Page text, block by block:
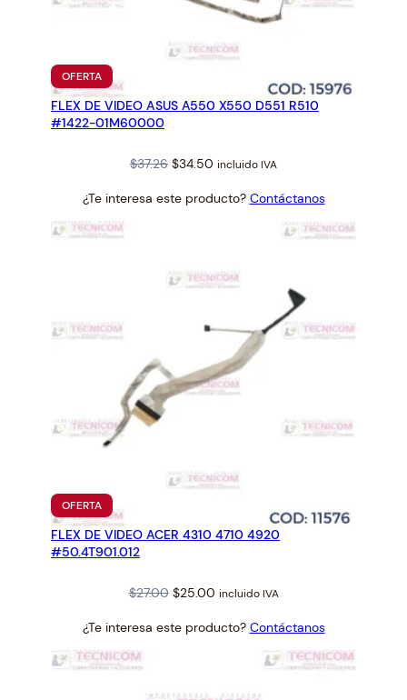
n
d
a
d
OFERTAPRODUCTO
EN
OFERTA
FLEX DE VIDEO ASUS A550 X550 D551 R510
#1422-01M60000
$37.26 Original
was:
$34.50 Current
is:
incluido IVA
¿Te interesa este producto? Contáctanos
OFERTAPRODUCTO
EN
OFERTA
FLEX DE VIDEO ACER 4310 4710 4920
#50.4T901.012
$27.00 Original
was:
$25.00Current
is:
incluido IVA
¿Te interesa este producto? Contáctanos